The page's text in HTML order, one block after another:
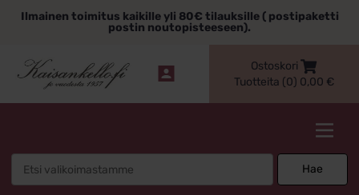
sisältöönIlmainen toimitus kaikille yli 80€ tilauksille ( postipaketti
postin noutopisteeseen).
Ostoskori
Tuotteita (0) 0,00 €
Hae